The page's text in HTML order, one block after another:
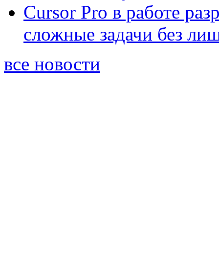
Cursor Pro в работе
сложные задачи без
все новости